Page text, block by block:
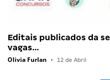
Editais publicados da
vagas…
Olivia Furlan • 12 de Abril